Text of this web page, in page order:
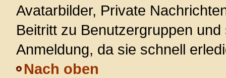
Avatarbilder, Private
Beitritt zu Benutzergruppen
Anmeldung, da sie schnell
Nach oben